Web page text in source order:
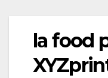
la food